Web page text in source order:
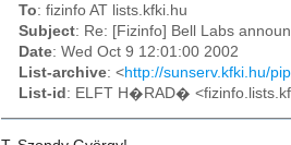
To: fizinfo AT lists.kfki.hu
Subject: Re: [Fizinfo] Bell Labs
Date: Wed Oct 9 12:01:00 2002
List-archive: <http://sunserv.kfki.hu/
List-id : ELFT H�RAD�